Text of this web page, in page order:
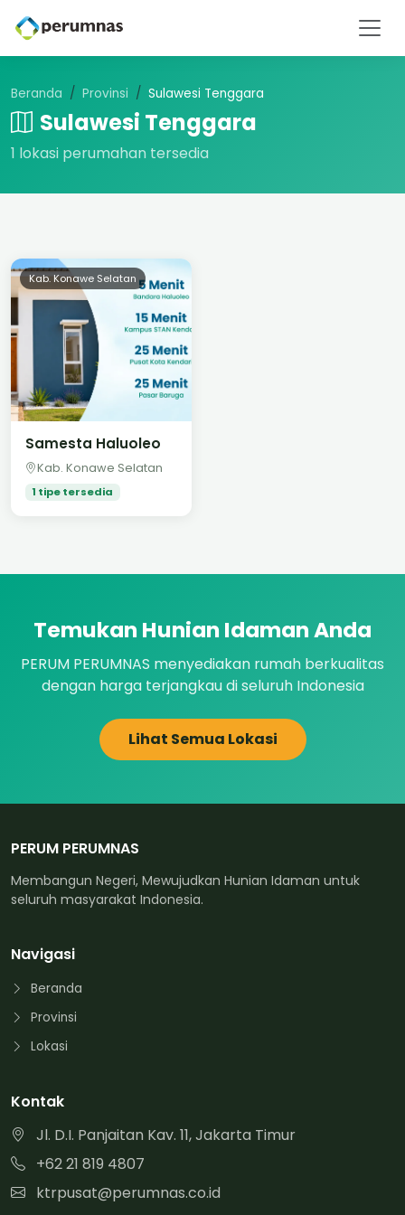
Beranda Provinsi Sulawesi Tenggara
Sulawesi Tenggara
1 lokasi perumahan tersedia
Kab. Konawe Selatan
Samesta Haluoleo
Kab. Konawe Selatan
1 tipe tersedia
Temukan Hunian Idaman Anda
PERUM PERUMNAS menyediakan rumah berkualitas
dengan harga terjangkau di seluruh Indonesia
Lihat Semua Lokasi
PERUM PERUMNAS
Membangun Negeri, Mewujudkan Hunian Idaman untuk
seluruh masyarakat Indonesia.
Navigasi
Beranda
Provinsi
Lokasi
Kontak
Jl. D.I. Panjaitan Kav. 11, Jakarta Timur
+62 21 819 4807
ktrpusat@perumnas.co.id